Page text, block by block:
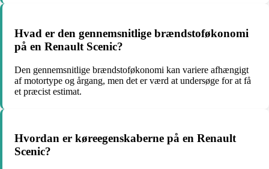
Hvad er den gennemsnitlige brændstoføkonomi
på en Renault Scenic?
Den gennemsnitlige brændstoføkonomi kan variere afhængigt
af motortype og årgang, men det er værd at undersøge for at få
et præcist estimat.
Hvordan er køreegenskaberne på en Renault
Scenic?